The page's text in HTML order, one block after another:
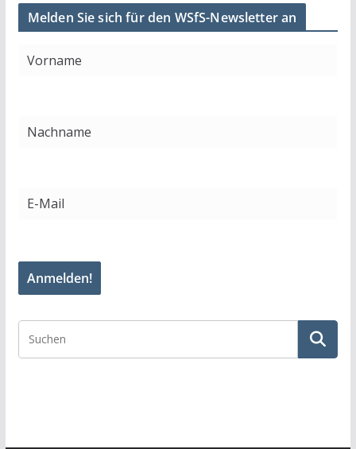
Melden Sie sich für den WSfS-Newsletter an